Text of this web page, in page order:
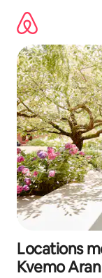
directement
contenu
Locations
Kvemo